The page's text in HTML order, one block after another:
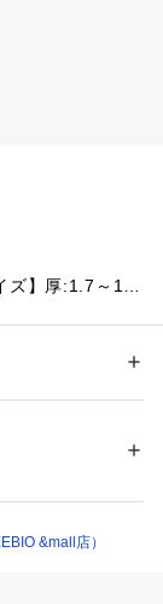
】厚:1.7～1.9
&mall店）